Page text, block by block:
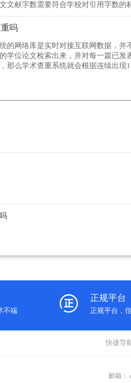
文献字数需要符合学校对引用字数的
吗
的网络库是实时对接互联网数据，
学位论文检索出来，并对每一篇已
那么学术查重系统就会根据连续出现
不端
正规平台
正规平台，
快捷导
邮箱：